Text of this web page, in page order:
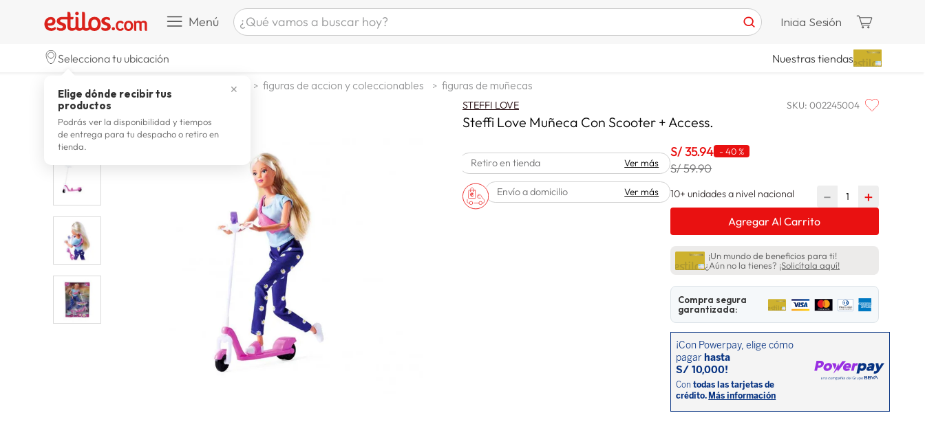
Menú ¿Qué vamos a buscar hoy?
celulares
5. zapatillas
tv
7. terrex
laptop
spiderman
10. lavadora
Inicia Sesión
Selecciona tu ubicación
✕
Elige dónde recibir tus
productos
Podrás ver la disponibilidad y tiempos
de entrega para tu despacho o retiro en
tienda.
Nuestras tiendas
jugueteria figuras de accion y coleccionables figuras de muñecas
STEFFI LOVE SKU: 002245004
Steffi Love Muñeca Con Scooter + Access.
Retiro en tienda Ver más
Envío a domicilio Ver más
S/35.94 -40 %
S/ 59.90
10+ unidades a nivel nacional ＋
－
Agregar Al Carrito
¡Un mundo de beneficios para ti!
¿Aún no la tienes? ¡Solicítala aquí!
Compra segura
garantizada: